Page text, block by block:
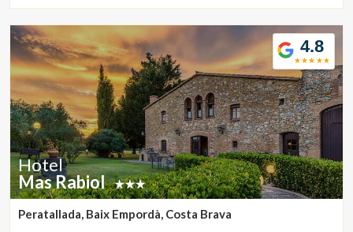
4.8
Hotel
Mas Rabiol
Peratallada, Baix Empordà, Costa Brava